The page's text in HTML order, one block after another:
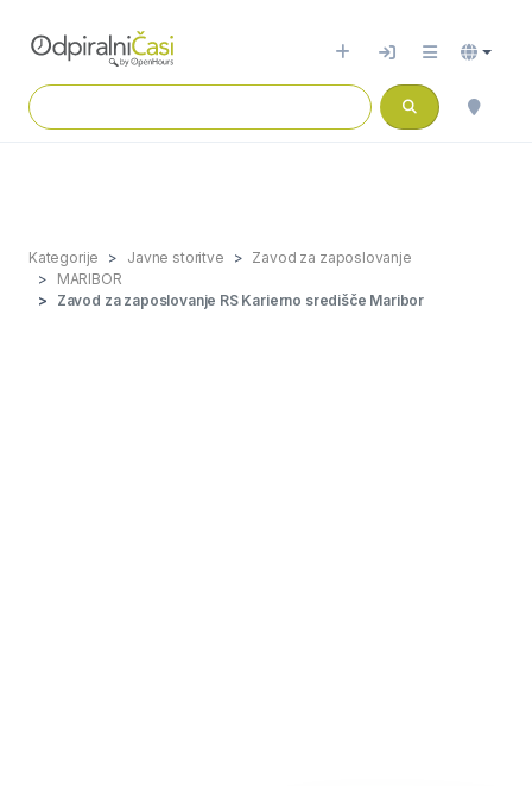
Kategorije Javne storitve
Zavod za zaposlovanje
MARIBOR
Zavod za zaposlovanje RS Karierno središče Maribor